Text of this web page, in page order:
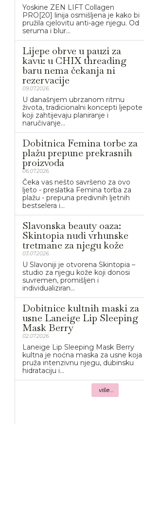
Yoskine ZEN LIFT Collagen
PRO[20] linija osmišljena je kako bi
pružila cjelovitu anti-age njegu. Od
seruma i blur...
Lijepe obrve u pauzi za
kavu: u CHIX threading
baru nema čekanja ni
rezervacije
09.07.2026.
U današnjem ubrzanom ritmu
života, tradicionalni koncepti ljepote
koji zahtijevaju planiranje i
naručivanje...
Dobitnica Femina torbe za
plažu prepune prekrasnih
proizvoda
06.07.2026.
Čeka vas nešto savršeno za ovo
ljeto - preslatka Femina torba za
plažu - prepuna predivnih ljetnih
bestselera i...
Slavonska beauty oaza:
Skintopia nudi vrhunske
tretmane za njegu kože
03.07.2026.
U Slavoniji je otvorena Skintopia –
studio za njegu kože koji donosi
suvremen, promišljen i
individualiziran...
Dobitnice kultnih maski za
usne Laneige Lip Sleeping
Mask Berry
02.07.2026.
Laneige Lip Sleeping Mask Berry
kultna je noćna maska za usne koja
pruža intenzivnu njegu, dubinsku
hidrataciju i...
više...